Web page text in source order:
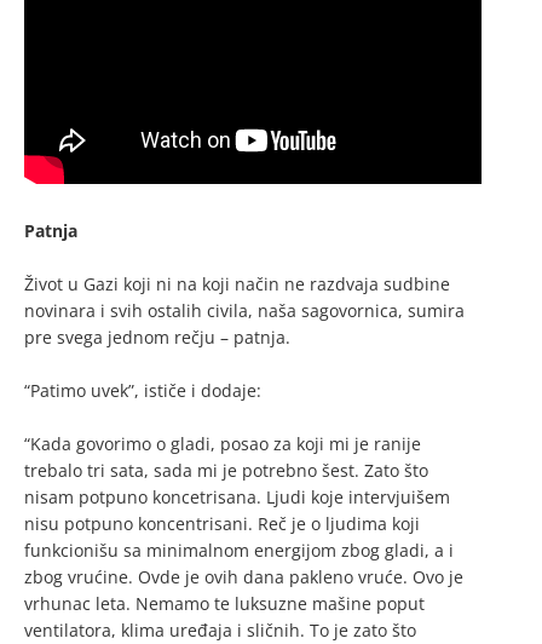
Patnja
Život u Gazi koji ni na koji način ne razdvaja sudbine
novinara i svih ostalih civila, naša sagovornica, sumira
pre svega jednom rečju – patnja.
“Patimo uvek”, ističe i dodaje:
“Kada govorimo o gladi, posao za koji mi je ranije
trebalo tri sata, sada mi je potrebno šest. Zato što
nisam potpuno koncetrisana. Ljudi koje intervjuišem
nisu potpuno koncentrisani. Reč je o ljudima koji
funkcionišu sa minimalnom energijom zbog gladi, a i
zbog vrućine. Ovde je ovih dana pakleno vruće. Ovo je
vrhunac leta. Nemamo te luksuzne mašine poput
ventilatora, klima uređaja i sličnih. To je zato što